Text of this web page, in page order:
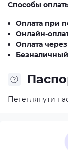
Способы
Оплата при
Онлайн-
Оплата
Пегеглянути